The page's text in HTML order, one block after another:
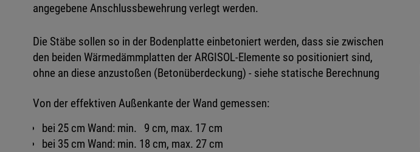
angegebene Anschlussbewehrung verlegt werden.
Die Stäbe sollen so in der Bodenplatte einbetoniert werden, dass sie zwischen
den beiden Wärmedämmplatten der ARGISOL-Elemente so positioniert sind,
ohne an diese anzustoßen (Betonüberdeckung) - siehe statische Berechnung
Von der effektiven Außenkante der Wand gemessen:
bei 25 cm Wand: min. 9 cm, max. 17 cm
bei 35 cm Wand: min. 18 cm, max. 27 cm